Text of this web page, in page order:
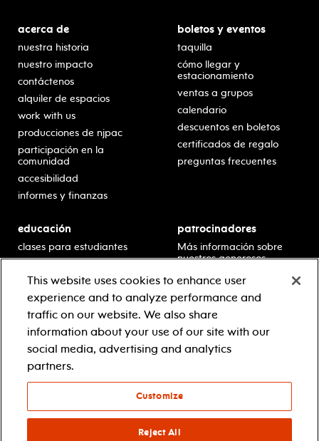
acerca de
nuestra historia
nuestro impacto
contáctenos
alquiler de espacios
work with us
producciones de njpac
participación en la
comunidad
accesibilidad
informes y finanzas
boletos y eventos
taquilla
cómo llegar y
estacionamiento
ventas a grupos
calendario
descuentos en boletos
certificados de regalo
preguntas frecuentes
educación
clases para estudiantes
escolar
residencias en escuelas
desarrollo profesional
recursos para docentes
comuníquese con el
equipo educativo
patrocinadores
Más información sobre
nuestros generosos
This website uses cookies to enhance user
experience and to analyze performance and
traffic on our website. We also share
information about your use of our site with our
social media, advertising and analytics
partners.
Customize
Reject All